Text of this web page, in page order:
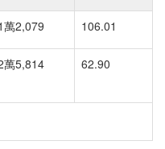
萬2,079 106.01
萬5,814 62.90